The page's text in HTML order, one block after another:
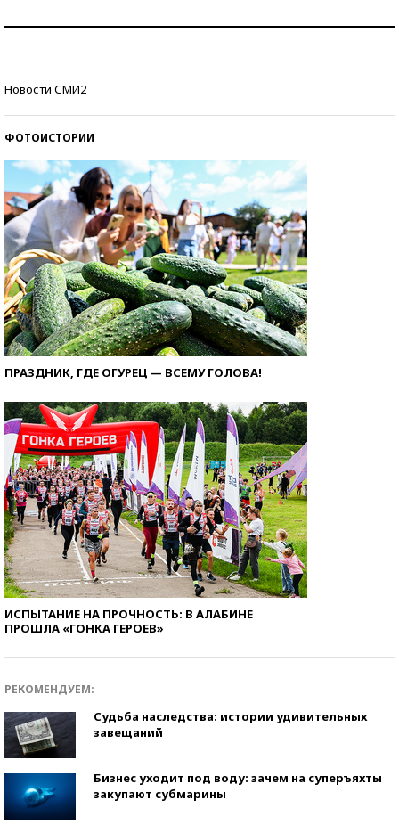
Новости СМИ2
ФОТОИСТОРИИ
ПРАЗДНИК, ГДЕ ОГУРЕЦ — ВСЕМУ ГОЛОВА!
ИСПЫТАНИЕ НА ПРОЧНОСТЬ: В АЛАБИНЕ
ПРОШЛА «ГОНКА ГЕРОЕВ»
РЕКОМЕНДУЕМ:
Судьба наследства: истории удивительных
завещаний
Бизнес уходит под воду: зачем на суперъяхты
закупают субмарины